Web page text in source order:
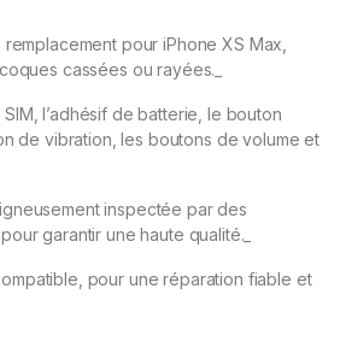
remplacement pour iPhone XS Max,
cassées ou rayées._
SIM, l’adhésif de batterie, le bouton
de vibration, les boutons de volume et
inspectée par des
garantir une haute qualité._
pour une réparation fiable et